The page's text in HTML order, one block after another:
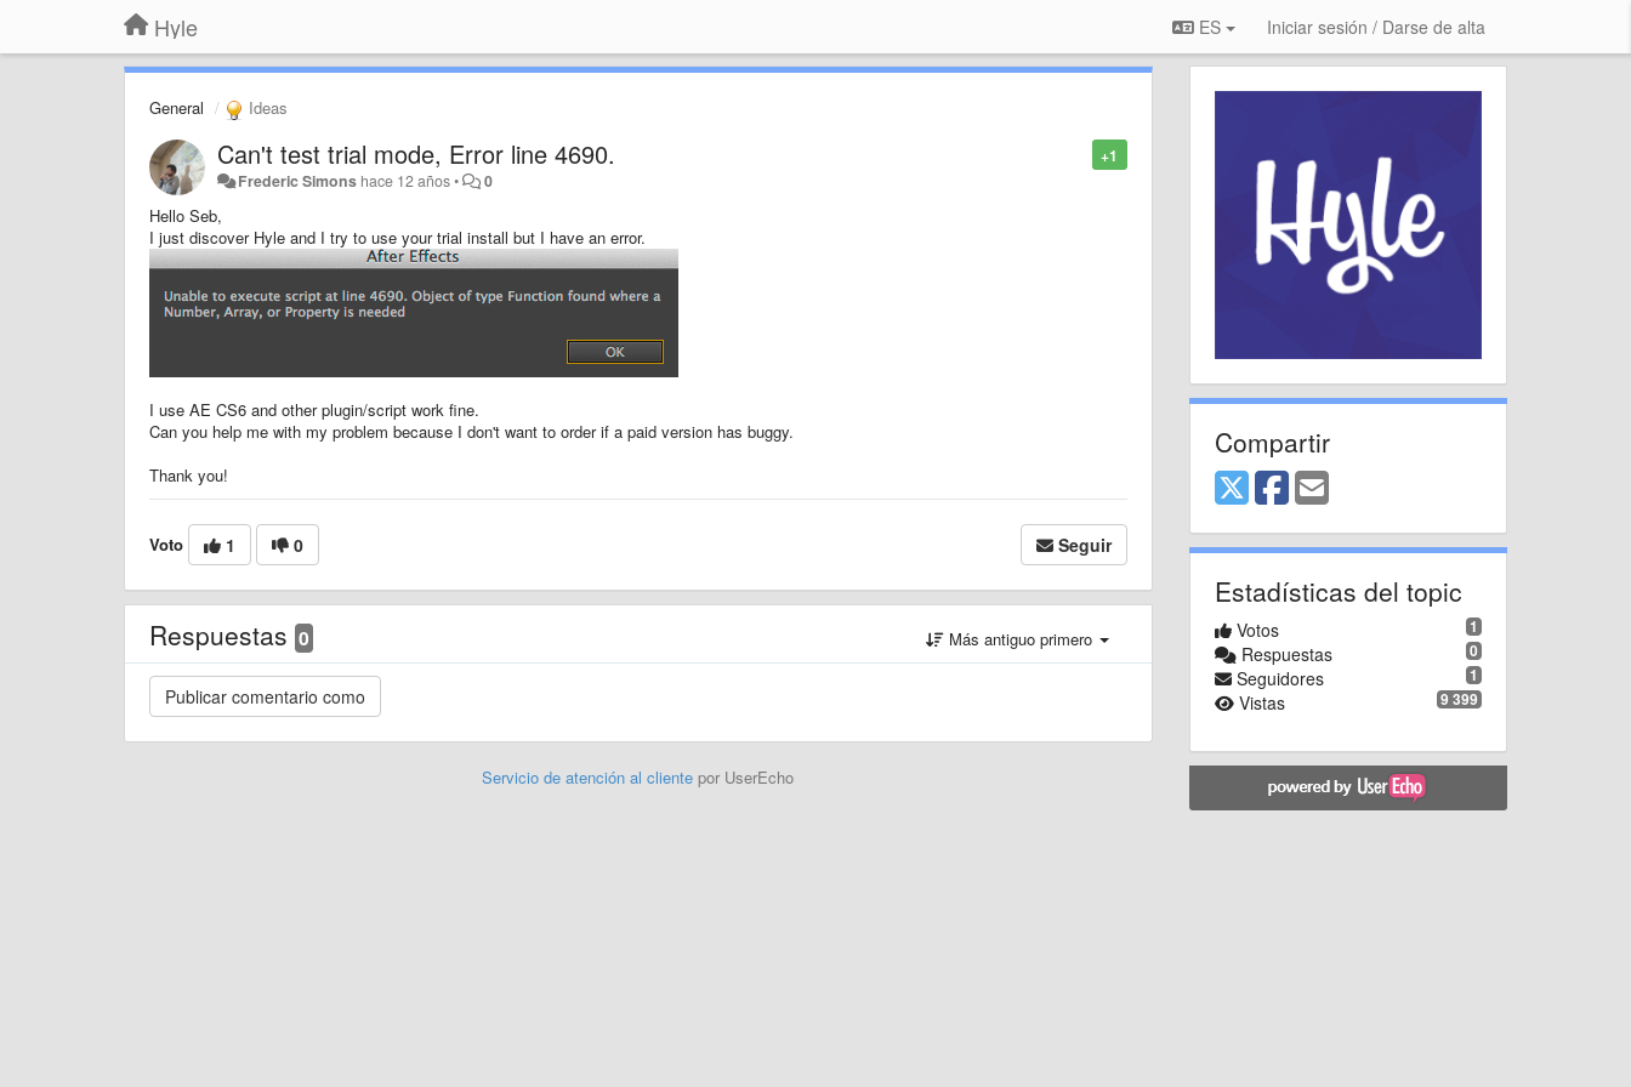
Hyle ES Iniciar sesión / Darse de alta
General Ideas
+1
Can't test trial mode, Error line 4690.
Frederic Simons hace 12 años• 0
Hello Seb,
I just discover Hyle and I try to use your trial install but I have an error.
I use AE CS6 and other plugin/script work fine.
Can you help me with my problem because I don't want to order if a paid version has buggy.
Thank you!
Voto 1 0 Seguir
Respuestas 0 Más antiguo primero
Servicio de atención al clientepor UserEcho
Compartir
Estadísticas del topic
1
Votos
0
Respuestas
1
Seguidores
9 399
Vistas